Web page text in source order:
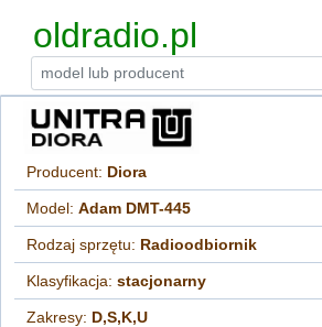
oldradio.pl
Producent: Diora
Model:Adam DMT-445
Rodzaj sprzętu: Radioodbiornik
Klasyfikacja:stacjonarny
Zakresy: D,S,K,U